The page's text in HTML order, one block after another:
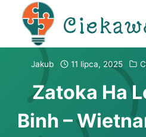
Przejdź
Jakub 11 lipca, 2025
Zatoka Ha
Binh –